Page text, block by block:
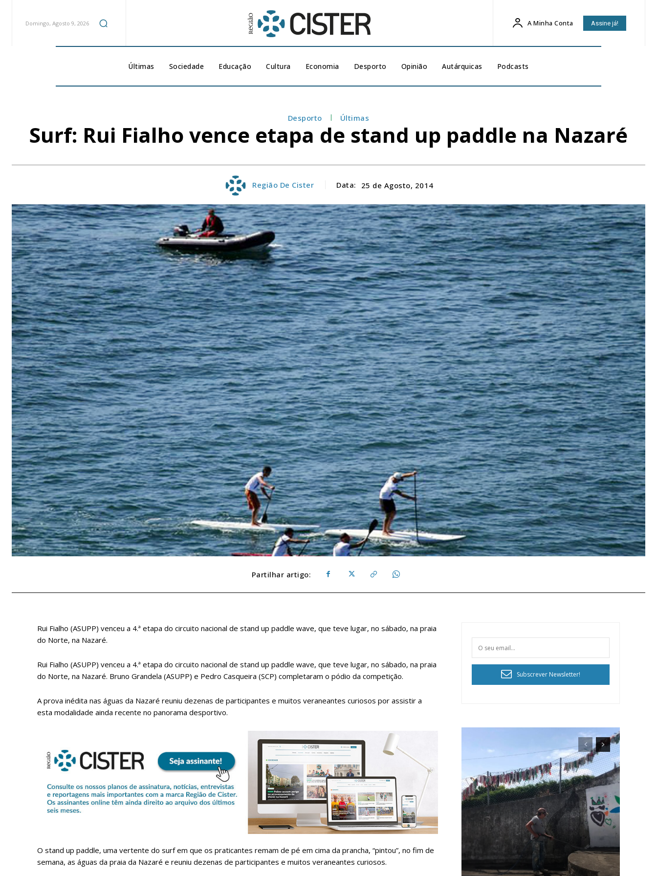
Planos de Assinatura
Faça-se assinante do Região de Cister e ajude-nos a manter este serviço público!
Sendo assinante terá acesso a todos os conteúdos exclusivos e versões digitais.
Escolha o plano de assinatura desejado:
Domingo, Agosto 9, 2026 A Minha Conta Assine já!
Últimas Sociedade Educação Cultura Economia Desporto Opinião Autárquicas Podcasts
Desporto Últimas
Surf: Rui Fialho vence etapa de stand up paddle na Nazaré
Região De Cister Data: 25 de Agosto, 2014
Partilhar artigo:
Rui Fialho (ASUPP) venceu a 4.ª etapa do circuito nacional de stand up paddle wave, que teve lugar, no sábado, na praia
do Norte, na Nazaré.
Rui Fialho (ASUPP) venceu a 4.ª etapa do circuito nacional de stand up paddle wave, que teve lugar, no sábado, na praia
do Norte, na Nazaré. Bruno Grandela (ASUPP) e Pedro Casqueira (SCP) completaram o pódio da competição.
A prova inédita nas águas da Nazaré reuniu dezenas de participantes e muitos veraneantes curiosos por assistir a
esta modalidade ainda recente no panorama desportivo.
O stand up paddle, uma vertente do surf em que os praticantes remam de pé em cima da prancha, “pintou”, no fim de
semana, as águas da praia da Nazaré e reuniu dezenas de participantes e muitos veraneantes curiosos.
Subscrever Newsletter!